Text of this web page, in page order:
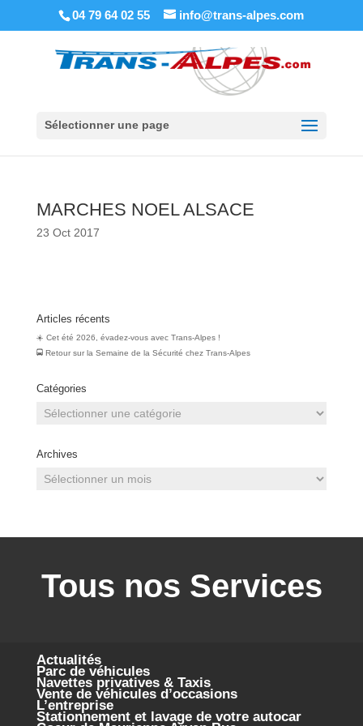
04 79 64 02 55 info@trans-alpes.com
Sélectionner une page
MARCHES NOEL ALSACE
23 Oct 2017
Articles récents
☀️ Cet été 2026, évadez-vous avec Trans-Alpes !
🚍 Retour sur la Semaine de la Sécurité chez Trans‑Alpes
Catégories
Archives
Tous nos Services
Actualités
Parc de véhicules
Navettes privatives & Taxis
Vente de véhicules d’occasions
L’entreprise
Stationnement et lavage de votre autocar